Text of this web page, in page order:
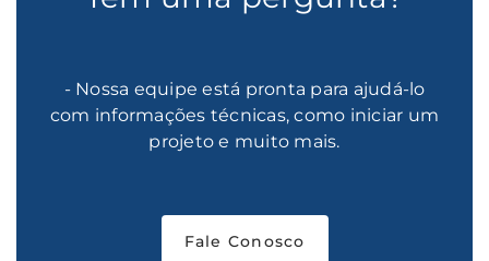
- Nossa equipe está pronta para ajudá-lo
com informações técnicas, como iniciar um
projeto e muito mais.
Fale Conosco